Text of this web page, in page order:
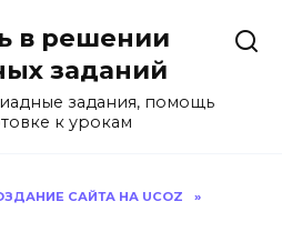
в решении
заданий
задания, помощь
к урокам
САЙТА НА UCOZ
»